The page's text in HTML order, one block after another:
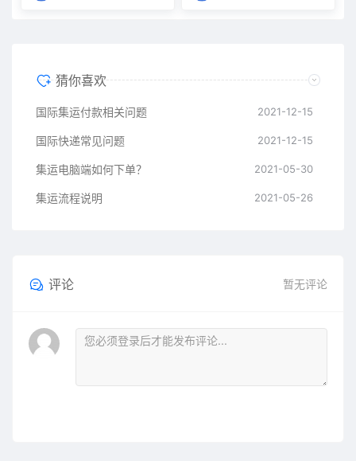
猜你喜欢
国际集运付款相关问题 2021-12-15
国际快递常见问题 2021-12-15
集运电脑端如何下单？ 2021-05-30
集运流程说明 2021-05-26
评论 暂无评论